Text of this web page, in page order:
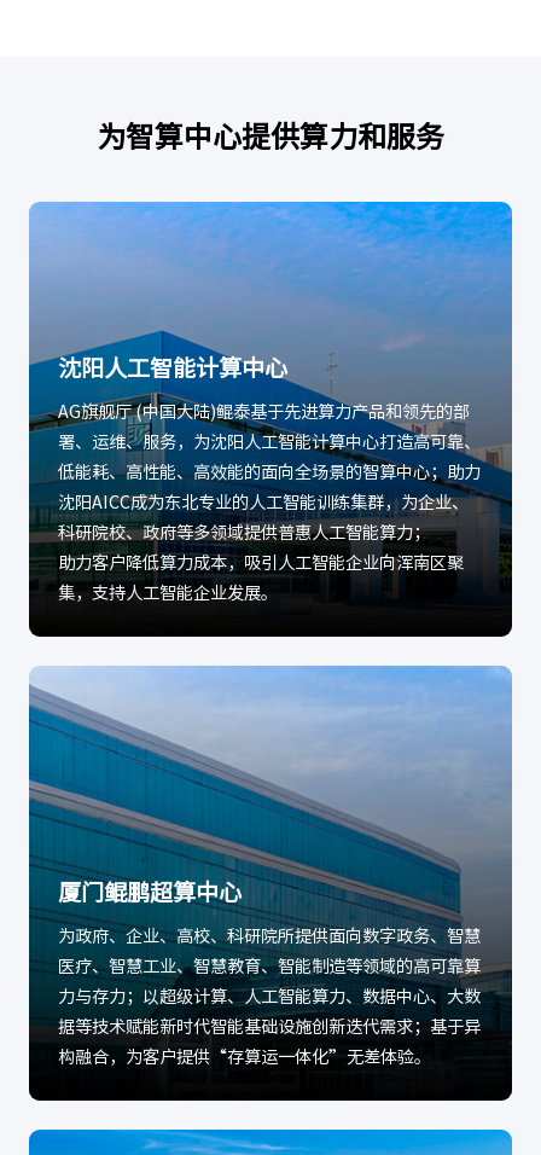
为智算中心提供算力和服务
沈阳人工智能计算中心
AG旗舰厅 (中国大陆)鲲泰基于先进算力产品和领先的部
署、运维、服务，为沈阳人工智能计算中心打造高可靠、
低能耗、高性能、高效能的面向全场景的智算中心；助力
沈阳AICC成为东北专业的人工智能训练集群，为企业、
科研院校、政府等多领域提供普惠人工智能算力；
助力客户降低算力成本，吸引人工智能企业向浑南区聚
集，支持人工智能企业发展。
厦门鲲鹏超算中心
为政府、企业、高校、科研院所提供面向数字政务、智慧
医疗、智慧工业、智慧教育、智能制造等领域的高可靠算
力与存力；以超级计算、人工智能算力、数据中心、大数
据等技术赋能新时代智能基础设施创新迭代需求；基于异
构融合，为客户提供“存算运一体化”无差体验。